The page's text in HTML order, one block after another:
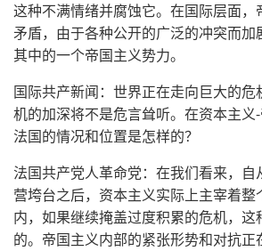
这种不满情绪并腐蚀它。在国际层面，
矛盾，由于各种公开的广泛的冲突而加
其中的一个帝国主义势力。
国际共产新闻：世界正在走向巨大的
机的加深将不是危言耸听。在资本主义-
法国的情况和位置是怎样的？
法国共产党人革命党：在我们看来，
营垮台之后，资本主义实际上主宰着整
内，如果继续掩盖过度积累的危机，这
的。帝国主义内部的紧张形势和对抗